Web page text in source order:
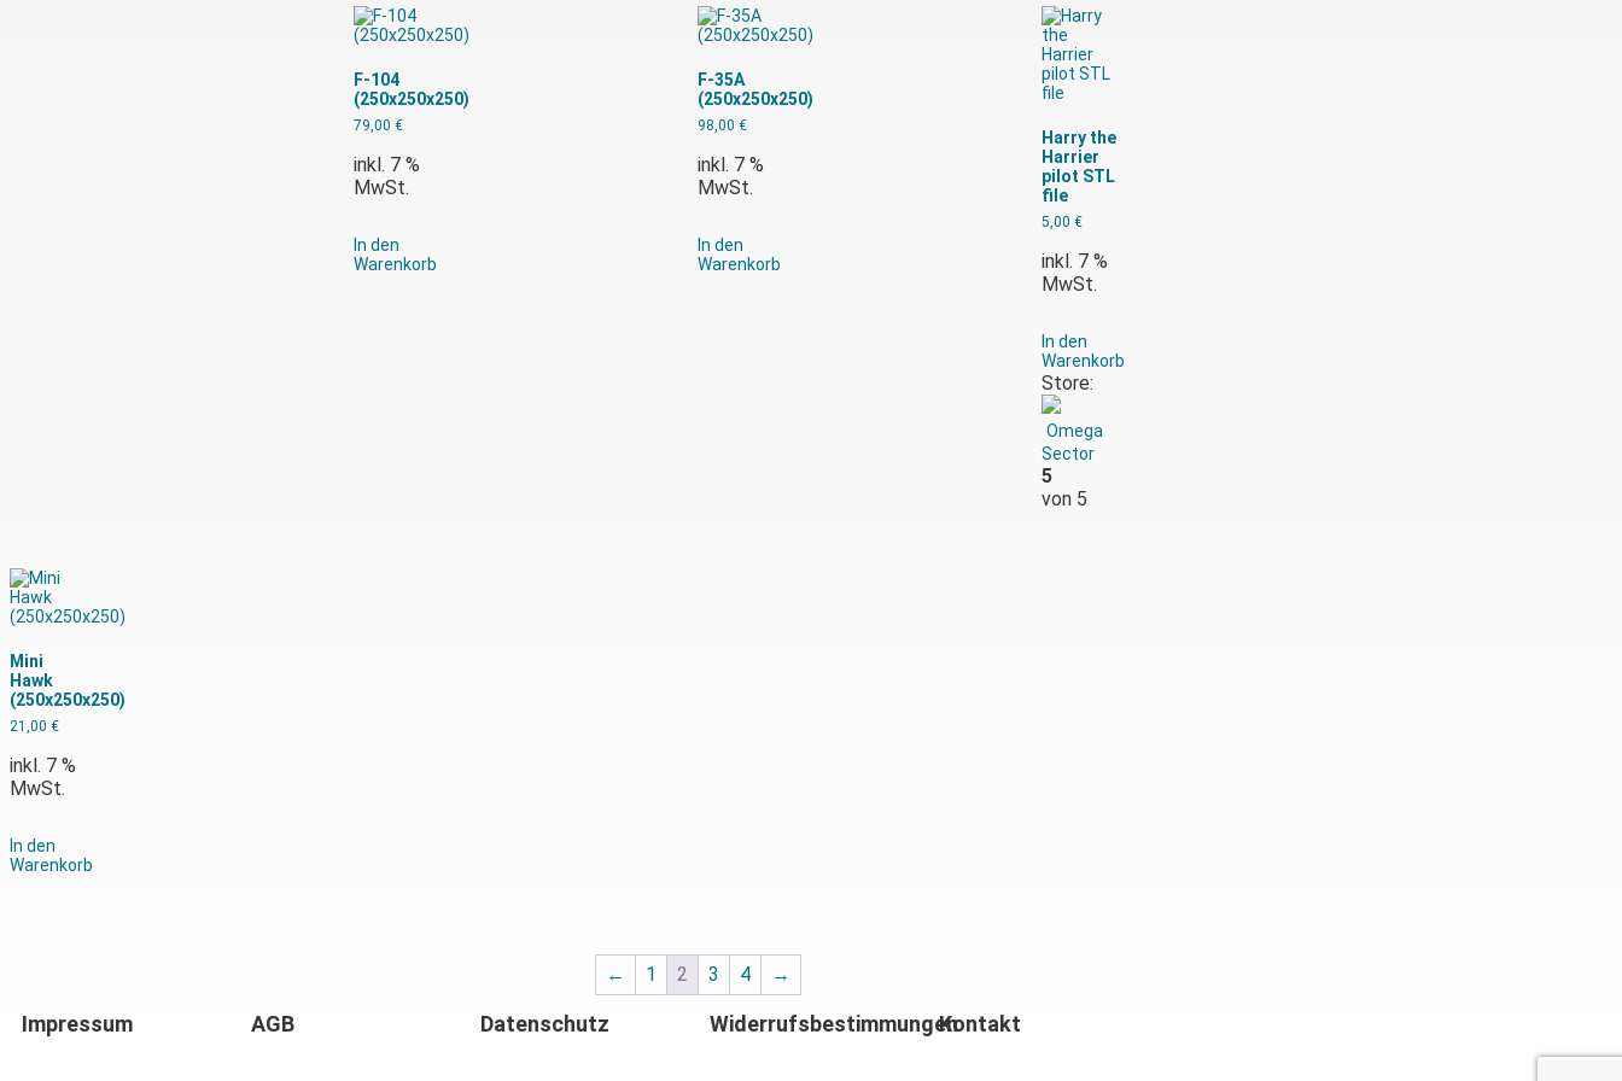
F-104
(250x250x250)
79,00 €
inkl. 7 %
MwSt.
In den
Warenkorb
F-35A
(250x250x250)
98,00 €
inkl. 7 %
MwSt.
In den
Warenkorb
Harry the
Harrier
pilot STL
file
5,00 €
inkl. 7 %
MwSt.
In den
Warenkorb
Store:
Omega
Sector
5
von 5
Mini
Hawk
(250x250x250)
21,00 €
inkl. 7 %
MwSt.
In den
Warenkorb
← 1 2 3 4 →
Impressum AGB Datenschutz WiderrufsbestimmungenKontakt